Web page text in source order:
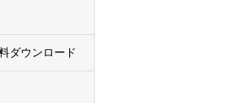
ダウンロード